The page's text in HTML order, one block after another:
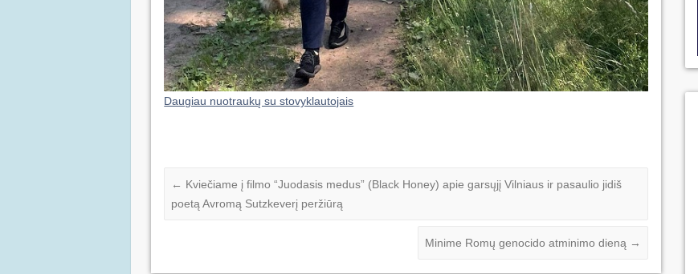
Daugiau nuotraukų su stovyklautojais
← Kviečiame į filmo “Juodasis medus” (Black Honey) apie garsųjį Vilniaus ir pasaulio jidiš
poetą Avromą Sutzkeverį peržiūrą
Minime Romų genocido atminimo dieną →